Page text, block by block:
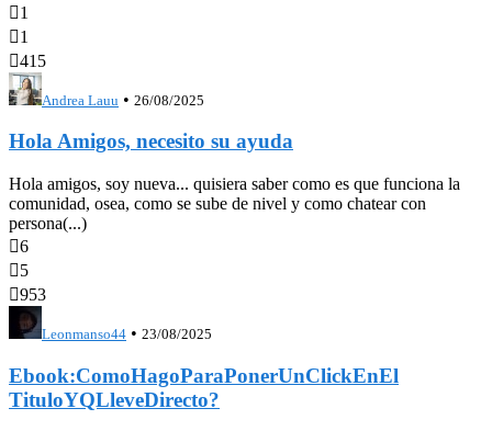
1
1
415
Andrea Lauu • 26/08/2025
Hola Amigos, necesito su ayuda
Hola amigos, soy nueva... quisiera saber como es que funciona la
comunidad, osea, como se sube de nivel y como chatear con
persona(...)
6
5
953
Leonmanso44 • 23/08/2025
Ebook:ComoHagoParaPonerUnClickEnEl
TituloYQLleveDirecto?